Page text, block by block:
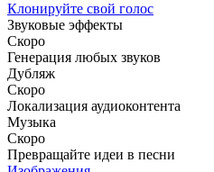
Клонируйте свой голос
Звуковые эффекты
Скоро
Генерация любых звуков
Дубляж
Скоро
Локализация аудиоконтента
Музыка
Скоро
Превращайте идеи в песни